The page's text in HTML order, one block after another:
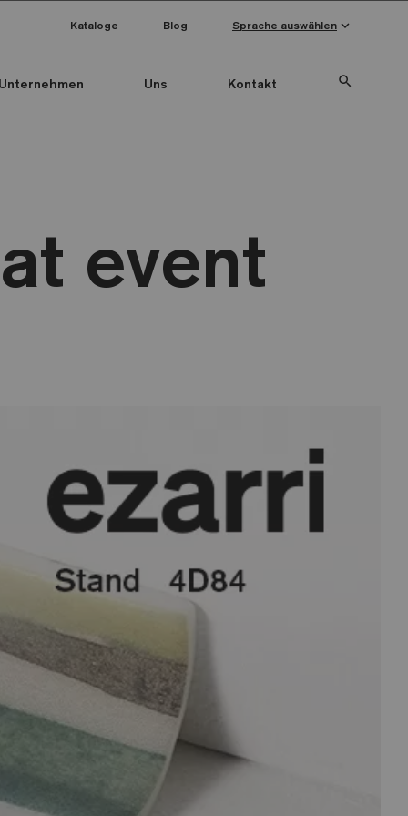
Uns Kontakt search
Kataloge Blog Sprache auswählen keyboard_arrow_down
event